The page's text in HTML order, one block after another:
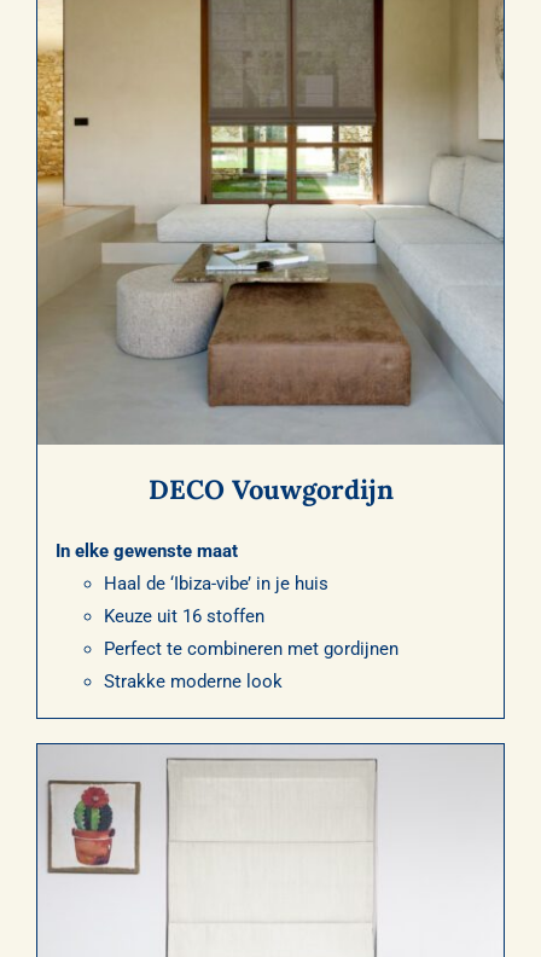
DECO Vouwgordijn
In elke gewenste maat
Haal de ‘Ibiza-vibe’ in je huis
Keuze uit 16 stoffen
Perfect te combineren met gordijnen
Strakke moderne look